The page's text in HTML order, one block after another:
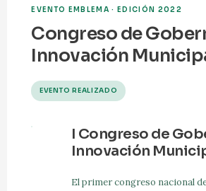
EVENTO EMBLEMA · EDICIÓN 2022
Congreso de
Innovación
EVENTO REALIZADO
I Congreso de
Innovación
El primer congreso nacional